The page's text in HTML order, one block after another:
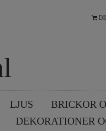
LJUS
BRICKOR
DEKORATIONER